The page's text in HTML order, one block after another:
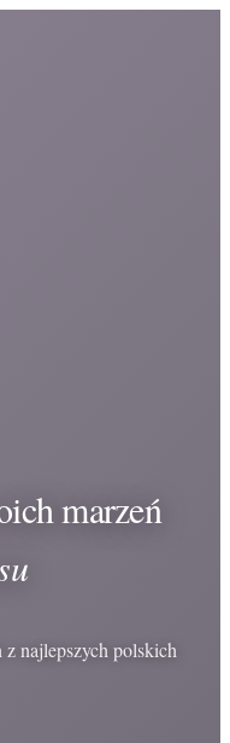
marzeń
najlepszych polskich